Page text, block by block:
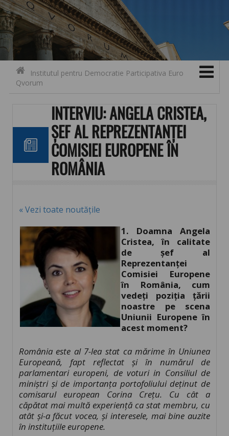
Contact
Skip to content
Institutul pentru Democratie Participativa Euro
Qvorum
INTERVIU: ANGELA CRISTEA,
ȘEF AL REPREZENTANȚEI
COMISIEI EUROPENE ÎN
ROMÂNIA
« Vezi toate noutățile
1. Doamna Angela
Cristea, în calitate
de șef al
Reprezentanței
Comisiei Europene
în România, cum
vedeți poziția țării
noastre pe scena
Uniunii Europene în
acest moment?
România este al 7-lea stat ca mărime în Uniunea
Europeană, fapt reflectat și în numărul de
parlamentari europeni, de voturi in Consiliul de
miniștri și de importanța portofoliului deținut de
comisarul european Corina Crețu. Cu cât a
căpătat mai multă experiență ca stat membru, cu
atât și-a făcut vocea, și interesele, mai bine auzite
în instituțiile europene.